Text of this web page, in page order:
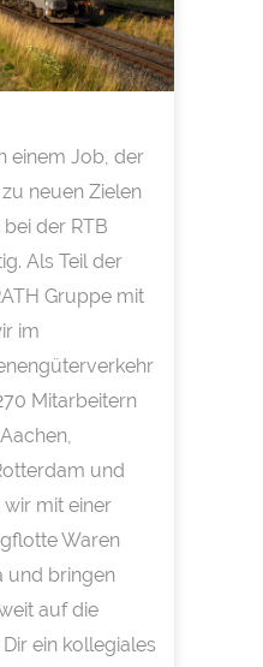
einem Job, der
neuen Zielen
der RTB
Als Teil der
Gruppe mit
im
Mitarbeitern
und
mit einer
Waren
und bringen
auf die
ein kollegiales